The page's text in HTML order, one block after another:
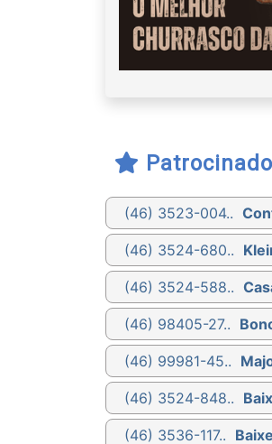
(46) 3523-004..
(46) 3524-680..
(46) 3524-588..
(46) 98405-27..
(46) 99981-45..
(46) 3524-848..
(46) 3536-117..